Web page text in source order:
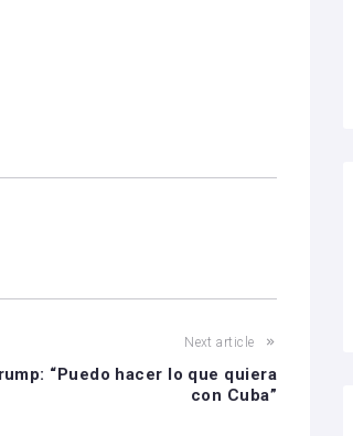
Next article
“Puedo hacer lo que quiera
con Cuba”